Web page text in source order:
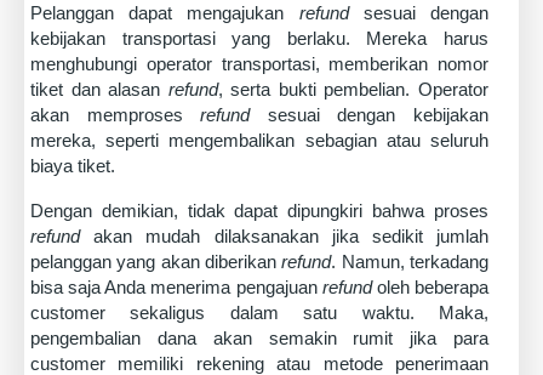
Pelanggan dapat mengajukan refundsesuai dengan
kebijakan transportasi yang berlaku. Mereka harus
menghubungi operator transportasi, memberikan nomor
tiket dan alasan refund, serta bukti pembelian. Operator
akan memprosesrefundsesuai dengan kebijakan
mereka, seperti mengembalikan sebagian atau seluruh
biaya tiket.
Dengan demikian, tidak dapat dipungkiri bahwa proses
refundakan mudah dilaksanakan jika sedikit jumlah
pelanggan yang akan diberikanrefund. Namun, terkadang
bisa saja Anda menerima pengajuan refundoleh beberapa
customer sekaligus dalam satu waktu. Maka,
pengembalian dana akan semakin rumit jika para
customer memiliki rekening atau metode penerimaan